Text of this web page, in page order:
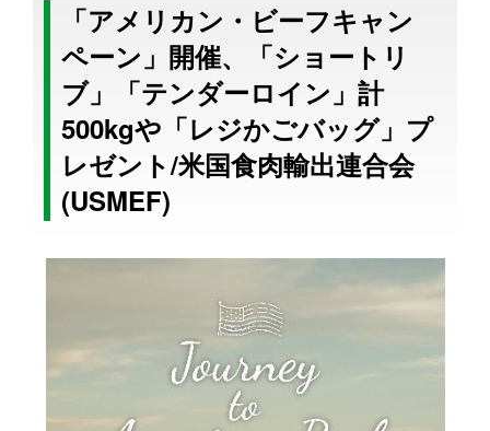
「アメリカン・ビーフキャン
ペーン」開催、「ショートリ
ブ」「テンダーロイン」計
500kgや「レジかごバッグ」プ
レゼント/米国食肉輸出連合会
(USMEF)